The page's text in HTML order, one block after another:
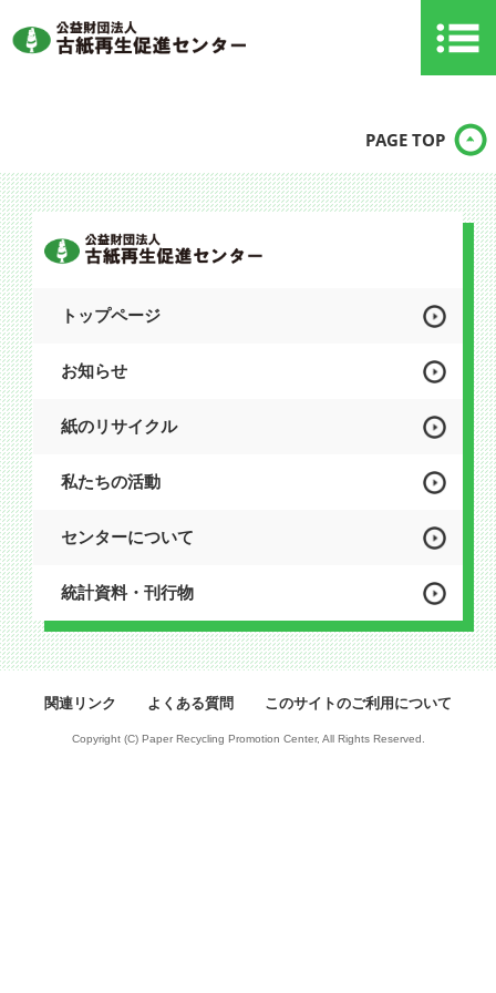
PAGE TOP
トップページ
お知らせ
紙のリサイクル
私たちの活動
センターについて
統計資料・刊行物
関連リンク よくある質問 このサイトのご利用について
Copyright (C) Paper Recycling Promotion Center, All Rights Reserved.